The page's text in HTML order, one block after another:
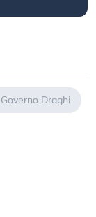
Governo Draghi